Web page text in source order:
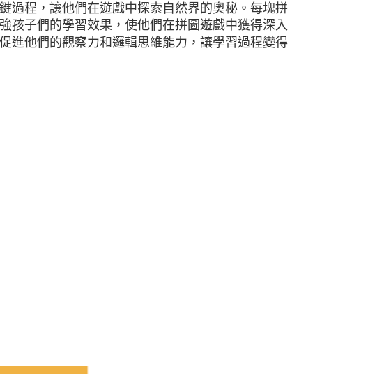
每筆NT$85，滿NT$999(含以上)免運費
過程，讓他們在遊戲中探索自然界的奧秘。每塊拼
孩子們的學習效果，使他們在拼圖遊戲中獲得深入
進他們的觀察力和邏輯思維能力，讓學習過程變得